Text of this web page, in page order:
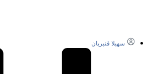
سهیلا قنبریان